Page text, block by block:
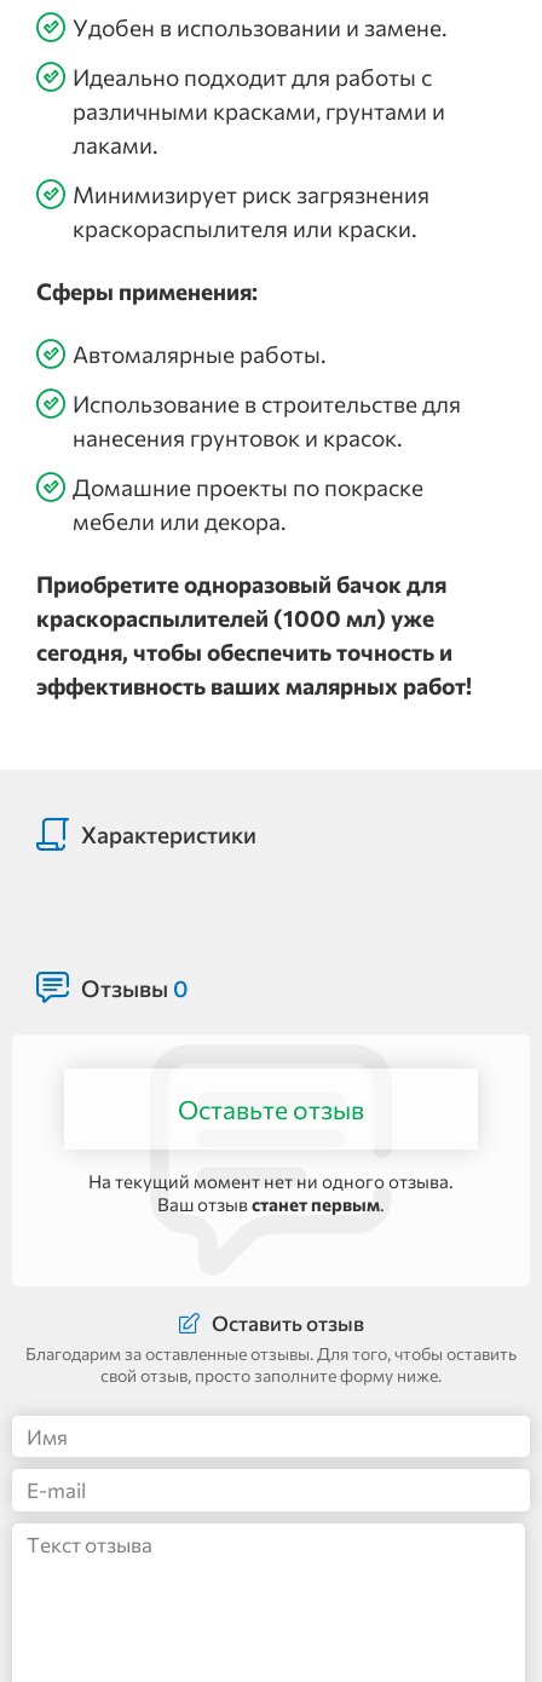
Удобен в использовании и замене.
Идеально подходит для работы с
различными красками, грунтами и
лаками.
Минимизирует риск загрязнения
краскораспылителя или краски.
Сферы применения:
Автомалярные работы.
Использование в строительстве для
нанесения грунтовок и красок.
Домашние проекты по покраске
мебели или декора.
Приобретите одноразовый бачок для
краскораспылителей (1000 мл) уже
сегодня, чтобы обеспечить точность и
эффективность ваших малярных работ!
Характеристики
Отзывы 0
Оставьте отзыв
На текущий момент нет ни одного отзыва.
Ваш отзывстанет первым.
Оставить отзыв
Благодарим за оставленные отзывы. Для того, чтобы оставить
свой отзыв, просто заполните форму ниже.